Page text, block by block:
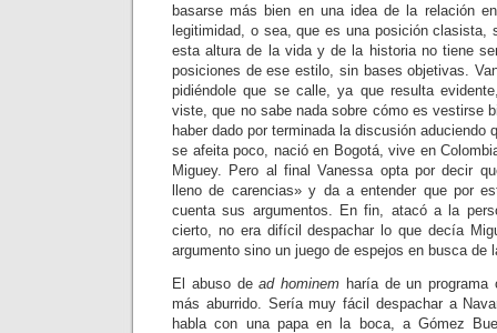
basarse más bien en una idea de la relación
legitimidad, o sea, que es una posición
esta altura de la vida y de la historia no tiene
posiciones de ese estilo, sin bases objetivas.
pidiéndole que se calle, ya que resulta
viste, que no sabe nada sobre cómo es vestirse
haber dado por terminada la discusión aduciendo
se afeita poco, nació en Bogotá, vive en
Miguey. Pero al final Vanessa opta por decir
lleno de carencias» y da a entender que por
cuenta sus argumentos. En fin, atacó a la
cierto, no era difícil despachar lo que decía
argumento sino un juego de espejos en busca de
El abuso dead hominem haría de un
más aburrido. Sería muy fácil despachar a
habla con una papa en la boca, a Gómez